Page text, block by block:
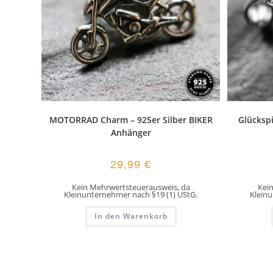
MOTORRAD Charm – 925er Silber BIKER
Anhänger
29,99 €
Kein Mehrwertsteuerausweis, da
Kleinunternehmer nach §19 (1) UStG.
In den Warenkorb